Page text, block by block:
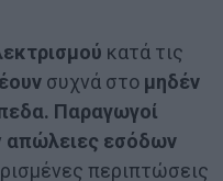
κατά τις
συχνά στο μηδέν
Παραγωγοί
απώλειες εσόδων
περιπτώσεις